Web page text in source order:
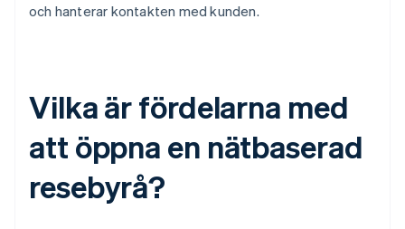
och hanterar kontakten med kunden.
Vilka är fördelarna med
att öppna en nätbaserad
resebyrå?